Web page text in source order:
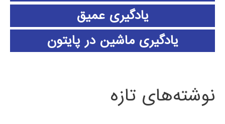
یادگیری عمیق
یادگیری ماشین در پایتون
نوشته‌های تازه